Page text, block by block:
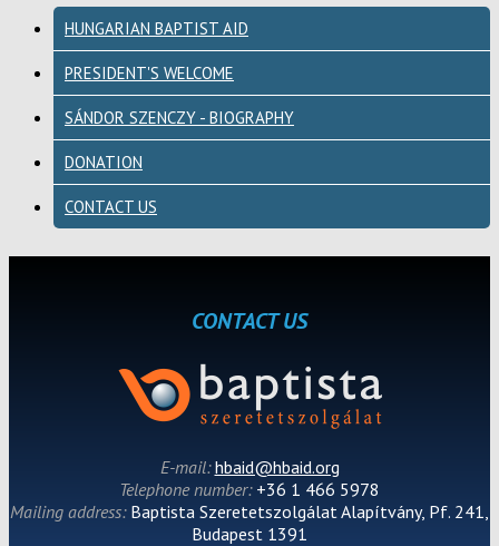
HUNGARIAN BAPTIST AID
PRESIDENT'S WELCOME
SÁNDOR SZENCZY - BIOGRAPHY
DONATION
CONTACT US
CONTACT US
E-mail:hbaid@hbaid.org
Telephone number: +36 1 466 5978
Mailing address: Baptista Szeretetszolgálat Alapítvány, Pf. 241,
Budapest 1391